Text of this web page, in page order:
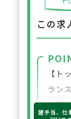
この求
【ト
ラン
時間
諸手当、仕